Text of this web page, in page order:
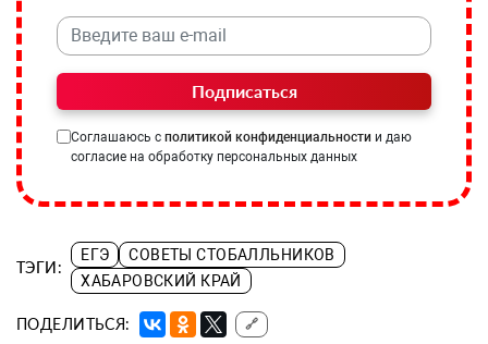
Подписаться
Соглашаюсь с политикой конфиденциальности и даю
согласие на обработку персональных данных
ТЭГИ:
ЕГЭ
СОВЕТЫ СТОБАЛЛЬНИКОВ
ХАБАРОВСКИЙ КРАЙ
ПОДЕЛИТЬСЯ: 🔗